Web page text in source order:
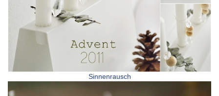
Sinnenrausch